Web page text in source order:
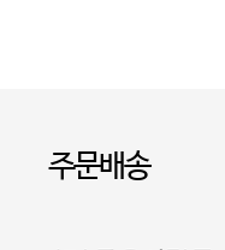
주문배송